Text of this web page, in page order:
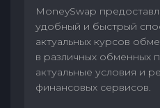
MoneySwap
удобный и быстрый
актуальных курсов
в различных обменных
актуальные условия и
финансовых сервисов.